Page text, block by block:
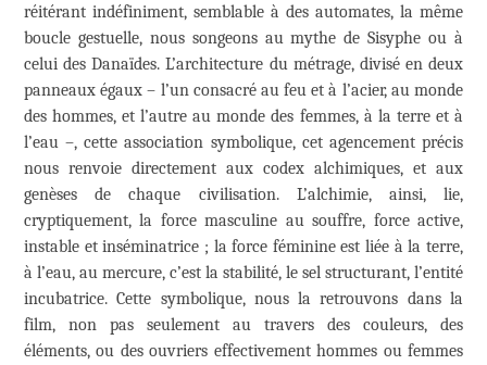
réitérant indéfiniment, semblable à des automates, la même
boucle gestuelle, nous songeons au mythe de Sisyphe ou à
celui des Danaïdes. L’architecture du métrage, divisé en deux
panneaux égaux – l’un consacré au feu et à l’acier, au monde
des hommes, et l’autre au monde des femmes, à la terre et à
l’eau –, cette association symbolique, cet agencement précis
nous renvoie directement aux codex alchimiques, et aux
genèses de chaque civilisation. L’alchimie, ainsi, lie,
cryptiquement, la force masculine au souffre, force active,
instable et inséminatrice ; la force féminine est liée à la terre,
à l’eau, au mercure, c’est la stabilité, le sel structurant, l’entité
incubatrice. Cette symbolique, nous la retrouvons dans la
film, non pas seulement au travers des couleurs, des
éléments, ou des ouvriers effectivement hommes ou femmes